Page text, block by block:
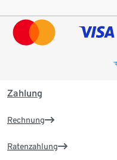
Zahlung
Rechnung
Ratenzahlung